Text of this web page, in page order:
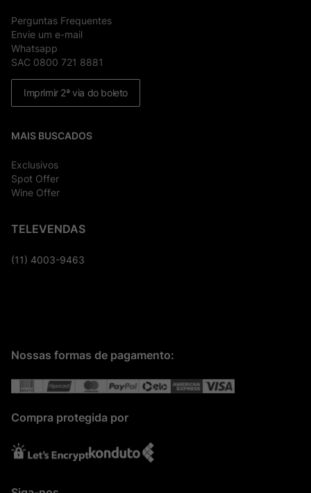
Perguntas Frequentes
Envie um e-mail
Whatsapp
SAC 0800 721 8881
Imprimir 2ª via do boleto
MAIS BUSCADOS
Exclusivos
Spot Offer
Wine Offer
TELEVENDAS
(11) 4003-9463
Nossas formas de pagamento:
Compra protegida por